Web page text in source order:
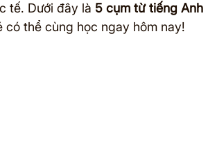
tế. Dưới đây là 5 cụm từ tiếng Anh
có thể cùng học ngay hôm nay!